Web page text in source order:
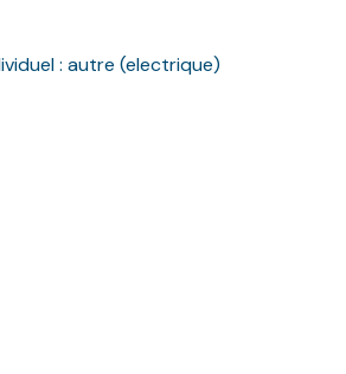
loyers fixé par arrêté préfectoral.
au loyer de référence majoré de
de complément de loyer.
des énergies indexés sur
les risques auxquels ce bien est
: autre (electrique)